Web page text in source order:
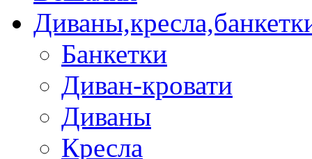
Банкетки
Диван-кровати
Диваны
Кресла